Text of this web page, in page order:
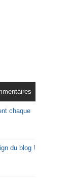
chaque
du blog !